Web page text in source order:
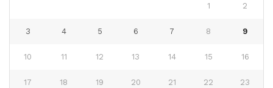
1 2
3 4 5 6 7 8 9
10 11 12 13 14 15 16
17 18 19 20 21 22 23